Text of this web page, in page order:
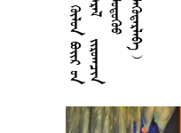










































 